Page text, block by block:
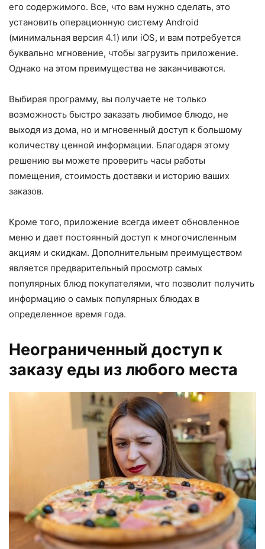
его содержимого. Все, что вам нужно сделать, это
установить операционную систему Android
(минимальная версия 4.1) или iOS, и вам потребуется
буквально мгновение, чтобы загрузить приложение.
Однако на этом преимущества не заканчиваются.
Выбирая программу, вы получаете не только
возможность быстро заказать любимое блюдо, не
выходя из дома, но и мгновенный доступ к большому
количеству ценной информации. Благодаря этому
решению вы можете проверить часы работы
помещения, стоимость доставки и историю ваших
заказов.
Кроме того, приложение всегда имеет обновленное
меню и дает постоянный доступ к многочисленным
акциям и скидкам. Дополнительным преимуществом
является предварительный просмотр самых
популярных блюд покупателями, что позволит получить
информацию о самых популярных блюдах в
определенное время года.
Неограниченный доступ к
заказу еды из любого места